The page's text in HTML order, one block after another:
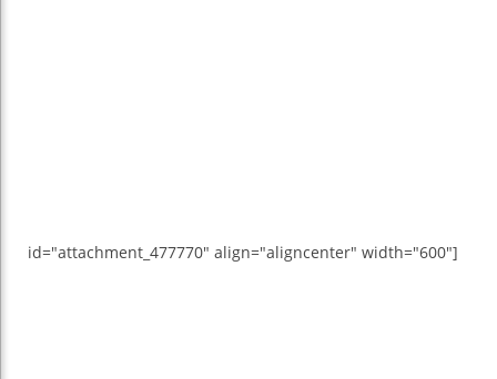
id="attachment_477770" align="aligncenter" width="600"]